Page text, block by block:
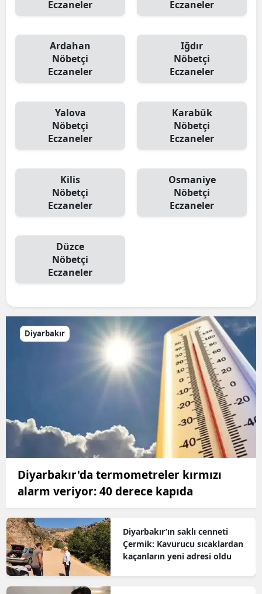
Eczaneler Eczaneler
Ardahan
Nöbetçi
Eczaneler
Iğdır
Nöbetçi
Eczaneler
Yalova
Nöbetçi
Eczaneler
Karabük
Nöbetçi
Eczaneler
Kilis
Nöbetçi
Eczaneler
Osmaniye
Nöbetçi
Eczaneler
Düzce
Nöbetçi
Eczaneler
Diyarbakır
Diyarbakır'da termometreler kırmızı
alarm veriyor: 40 derece kapıda
Diyarbakır’ın saklı cenneti
Çermik: Kavurucu sıcaklardan
kaçanların yeni adresi oldu